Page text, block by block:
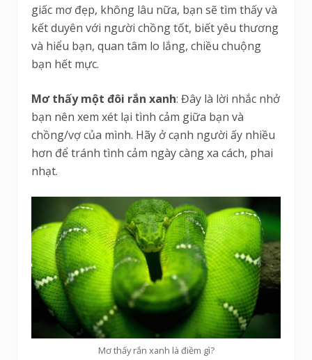
giấc mơ đẹp, không lâu nữa, bạn sẽ tìm thấy và
kết duyên với người chồng tốt, biết yêu thương
và hiểu bạn, quan tâm lo lắng, chiều chuộng
bạn hết mực.
Mơ thấy một đôi rắn xanh: Đây là lời nhắc nhở
bạn nên xem xét lại tình cảm giữa bạn và
chồng/vợ của mình. Hãy ở cạnh người ấy nhiều
hơn để tránh tình cảm ngày càng xa cách, phai
nhạt.
Mơ thấy rắn xanh là điềm gì?